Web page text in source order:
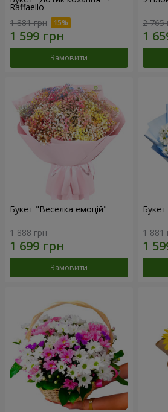
Raffaello
1 881 грн
Замовити
2 765
Букет "Веселка емоцій"
1 888 грн
Замовити
1 881